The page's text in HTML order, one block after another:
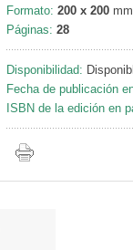
Formato: 200 x 200 mm
Páginas: 28
Disponibilidad:
Fecha de publicación
ISBN de la edición en